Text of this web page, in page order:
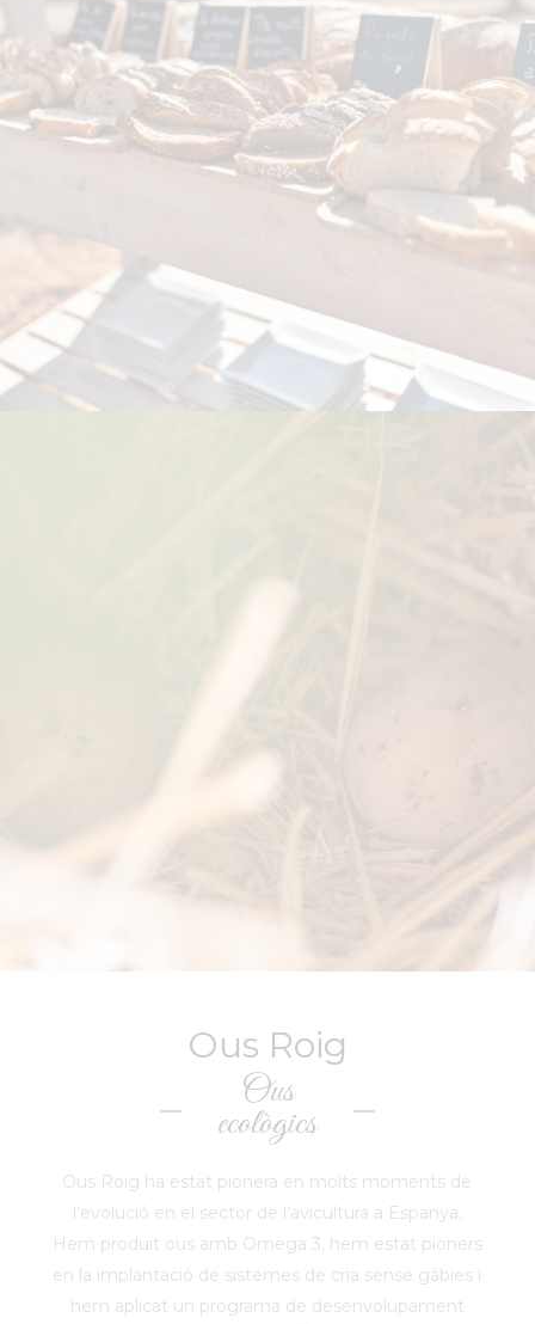
Ous Roig
Ous
ecològics
Ous Roig ha estat pionera en molts moments de
l’evolució en el sector de l’avicultura a Espanya.
Hem produït ous amb Omega 3, hem estat pioners
en la implantació de sistemes de cria sense gàbies i
hem aplicat un programa de desenvolupament